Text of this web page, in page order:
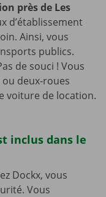
près de Les
d’établissement
Ainsi, vous
publics.
de souci ! Vous
deux-roues
voiture de location.
inclus dans le
Dockx, vous
Vous